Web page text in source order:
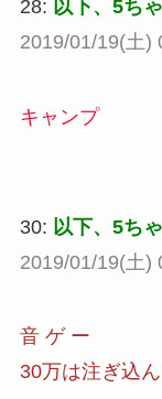
28: 以下、5ち
2019/01/19(土)
キャンプ
30: 以下、5ち
2019/01/19(土)
音 ゲ ー
30万は注ぎ込